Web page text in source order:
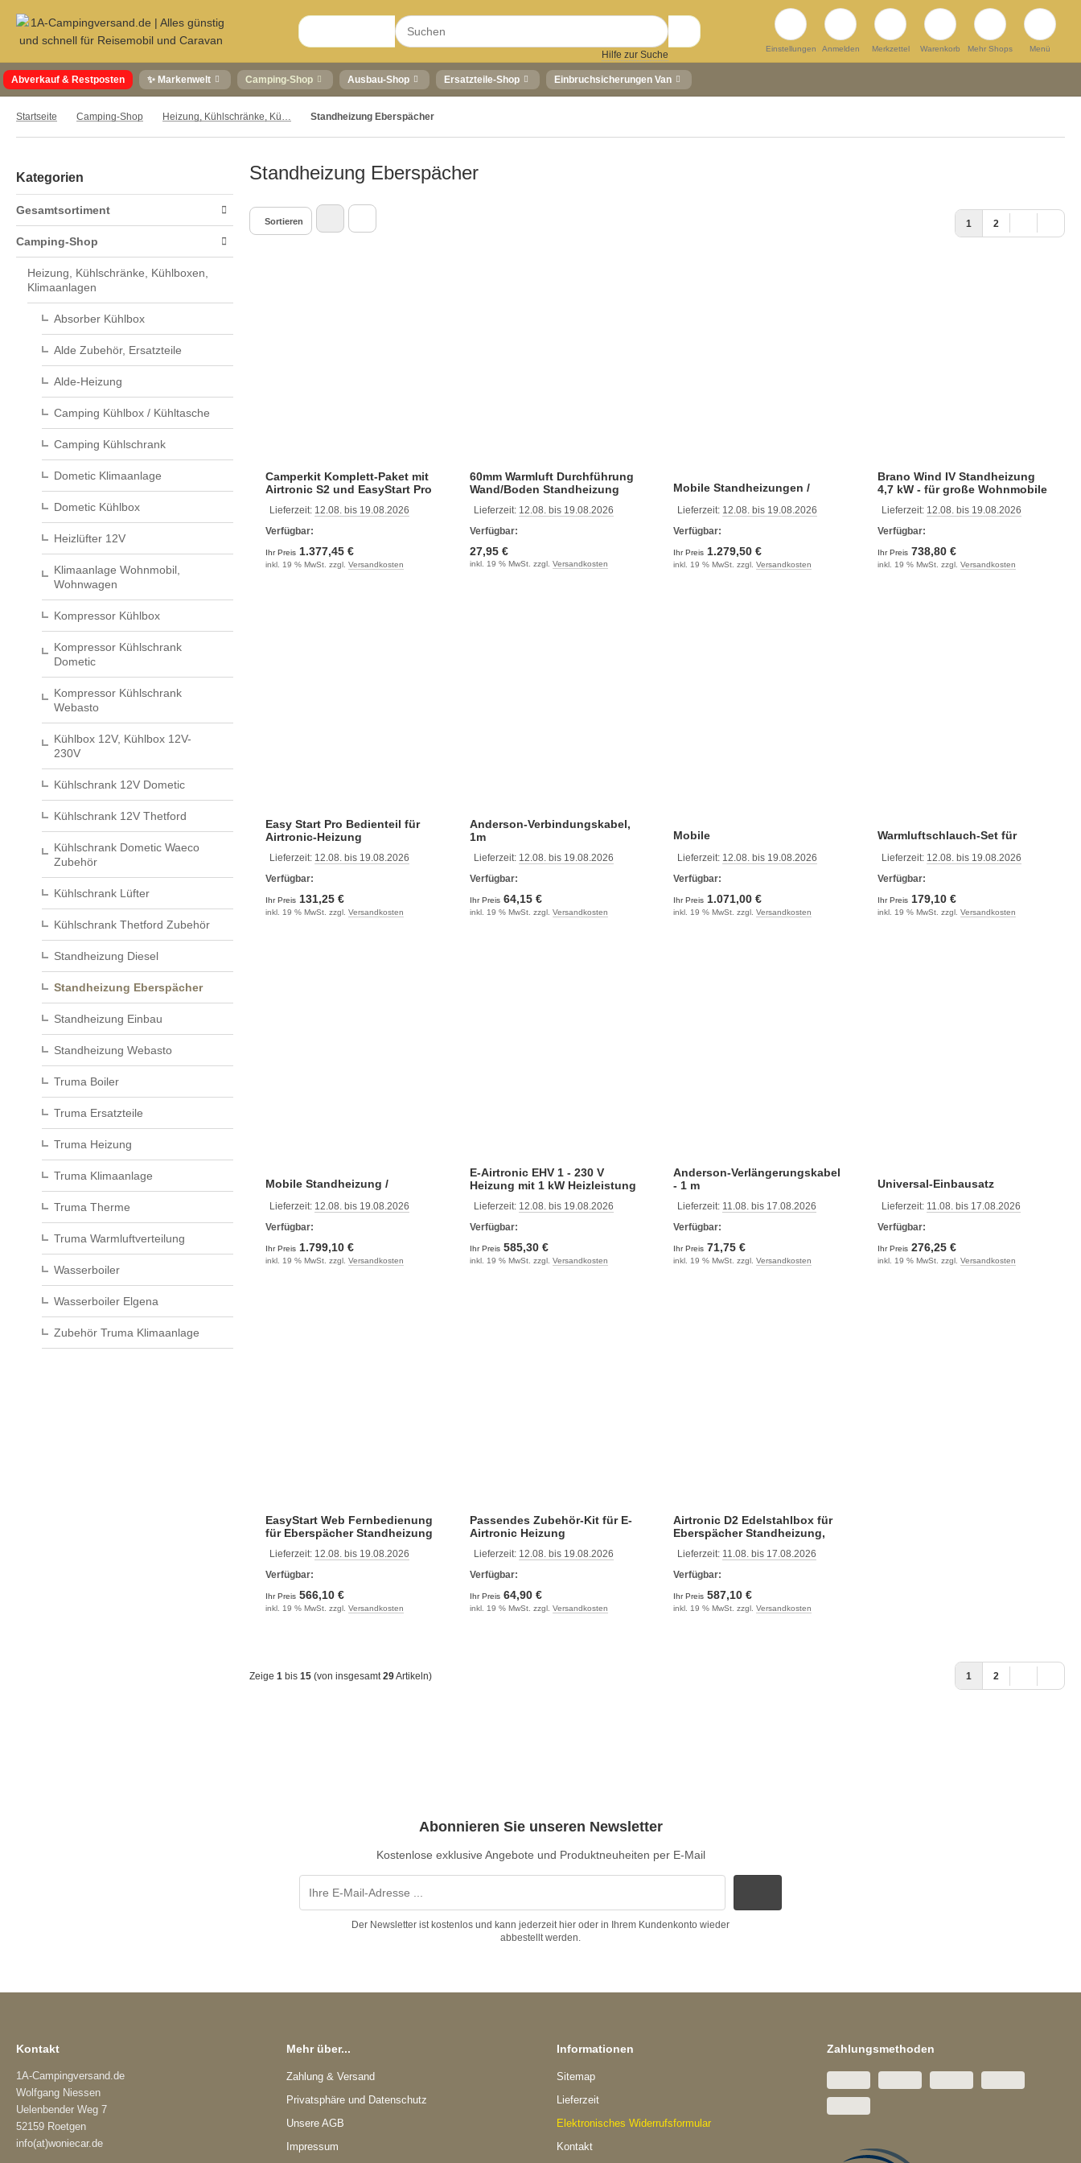
Hilfe zur Suche Einstellungen Anmelden Merkzettel Warenkorb Mehr Shops Menü
Abverkauf & Restposten ✨ Markenwelt Camping-Shop Ausbau-Shop Ersatzteile-Shop Einbruchsicherungen Van
Startseite Camping-Shop Heizung, Kühlschränke, Kühlboxen, Klimaanlagen Standheizung Eberspächer
Kategorien
Gesamtsortiment
Camping-Shop
Heizung, Kühlschränke, Kühlboxen,
Klimaanlagen
Absorber Kühlbox
Alde Zubehör, Ersatzteile
Alde-Heizung
Camping Kühlbox / Kühltasche
Camping Kühlschrank
Dometic Klimaanlage
Dometic Kühlbox
Heizlüfter 12V
Klimaanlage Wohnmobil,
Wohnwagen
Kompressor Kühlbox
Kompressor Kühlschrank
Dometic
Kompressor Kühlschrank
Webasto
Kühlbox 12V, Kühlbox 12V-
230V
Kühlschrank 12V Dometic
Kühlschrank 12V Thetford
Kühlschrank Dometic Waeco
Zubehör
Kühlschrank Lüfter
Kühlschrank Thetford Zubehör
Standheizung Diesel
Standheizung Eberspächer
Standheizung Einbau
Standheizung Webasto
Truma Boiler
Truma Ersatzteile
Truma Heizung
Truma Klimaanlage
Truma Therme
Truma Warmluftverteilung
Wasserboiler
Wasserboiler Elgena
Zubehör Truma Klimaanlage
Standheizung Eberspächer
Sortieren 1 2
Camperkit Komplett-Paket mit
Airtronic S2 und EasyStart Pro
Lieferzeit: 12.08. bis 19.08.2026
Verfügbar:
Ihr Preis 1.377,45 €
inkl. 19 % MwSt. zzgl. Versandkosten
60mm Warmluft Durchführung
Wand/Boden Standheizung
Lieferzeit: 12.08. bis 19.08.2026
Verfügbar:
27,95 €
inkl. 19 % MwSt. zzgl. Versandkosten
Mobile Standheizungen /
Air 2D
Lieferzeit: 12.08. bis 19.08.2026
Verfügbar:
Ihr Preis 1.279,50 €
inkl. 19 % MwSt. zzgl. Versandkosten
Brano Wind IV Standheizung
4,7 kW - für große Wohnmobile
Lieferzeit: 12.08. bis 19.08.2026
Verfügbar:
Ihr Preis 738,80 €
inkl. 19 % MwSt. zzgl. Versandkosten
Easy Start Pro Bedienteil für
Airtronic-Heizung
Lieferzeit: 12.08. bis 19.08.2026
Verfügbar:
Ihr Preis 131,25 €
inkl. 19 % MwSt. zzgl. Versandkosten
Anderson-Verbindungskabel,
1m
Lieferzeit: 12.08. bis 19.08.2026
Verfügbar:
Ihr Preis 64,15 €
inkl. 19 % MwSt. zzgl. Versandkosten
Mobile
Lieferzeit: 12.08. bis 19.08.2026
Verfügbar:
Ihr Preis 1.071,00 €
inkl. 19 % MwSt. zzgl. Versandkosten
Warmluftschlauch-Set für
Air 2D
Lieferzeit: 12.08. bis 19.08.2026
Verfügbar:
Ihr Preis 179,10 €
inkl. 19 % MwSt. zzgl. Versandkosten
Mobile Standheizung /
2D
Lieferzeit: 12.08. bis 19.08.2026
Verfügbar:
Ihr Preis 1.799,10 €
inkl. 19 % MwSt. zzgl. Versandkosten
E-Airtronic EHV 1 - 230 V
Heizung mit 1 kW Heizleistung
Lieferzeit: 12.08. bis 19.08.2026
Verfügbar:
Ihr Preis 585,30 €
inkl. 19 % MwSt. zzgl. Versandkosten
Anderson-Verlängerungskabel
- 1 m
Lieferzeit: 11.08. bis 17.08.2026
Verfügbar:
Ihr Preis 71,75 €
inkl. 19 % MwSt. zzgl. Versandkosten
Universal-Einbausatz
Lieferzeit: 11.08. bis 17.08.2026
Verfügbar:
Ihr Preis 276,25 €
inkl. 19 % MwSt. zzgl. Versandkosten
EasyStart Web Fernbedienung
für Eberspächer Standheizung
Lieferzeit: 12.08. bis 19.08.2026
Verfügbar:
Ihr Preis 566,10 €
inkl. 19 % MwSt. zzgl. Versandkosten
Passendes Zubehör-Kit für E-
Airtronic Heizung
Lieferzeit: 12.08. bis 19.08.2026
Verfügbar:
Ihr Preis 64,90 €
inkl. 19 % MwSt. zzgl. Versandkosten
Airtronic D2 Edelstahlbox für
Eberspächer Standheizung,
Lieferzeit: 11.08. bis 17.08.2026
Verfügbar:
Ihr Preis 587,10 €
inkl. 19 % MwSt. zzgl. Versandkosten
Zeige 1 bis 15 (von insgesamt 29Artikeln) 1 2
Abonnieren Sie unseren Newsletter
Kostenlose exklusive Angebote und Produktneuheiten per E-Mail
Der Newsletter ist kostenlos und kann jederzeit hier oder in Ihrem Kundenkonto wieder
abbestellt werden.
Kontakt
1A-Campingversand.de
Wolfgang Niessen
Uelenbender Weg 7
52159 Roetgen
info(at)woniecar.de
Mehr über...
Zahlung & Versand
Privatsphäre und Datenschutz
Unsere AGB
Impressum
Informationen
Sitemap
Lieferzeit
Elektronisches Widerrufsformular
Kontakt
Zahlungsmethoden